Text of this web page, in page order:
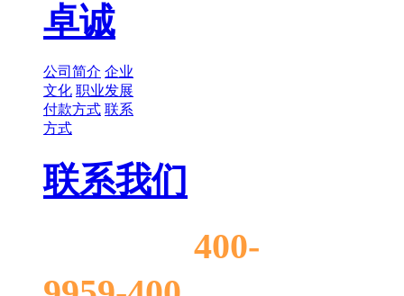
卓诚
公司简介 企业
文化 职业发展
付款方式 联系
方式
联系我们
400-